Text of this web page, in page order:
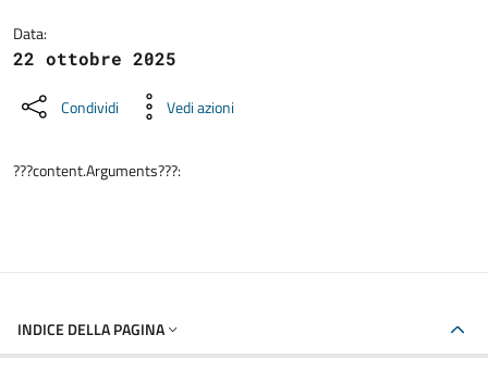
Data:
22 ottobre 2025
Condividi Vedi azioni
???content.Arguments???:
INDICE DELLA PAGINA